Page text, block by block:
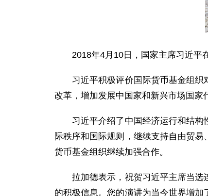
2018年4月10日，国家主席习近平在
习近平积极评价国际货币基金组织
改革，增加发展中国家和新兴市场国家
习近平介绍了中国经济运行和结构性
际秩序和国际规则，继续支持自由贸
货币基金组织继续加强合作。
拉加德表示，祝贺习近平主席当选
的积极信息。您的演讲为当今世界增